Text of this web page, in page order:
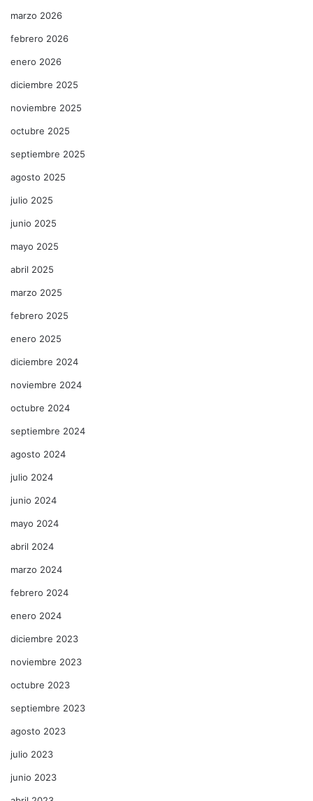
marzo 2026
febrero 2026
enero 2026
diciembre 2025
noviembre 2025
octubre 2025
septiembre 2025
agosto 2025
julio 2025
junio 2025
mayo 2025
abril 2025
marzo 2025
febrero 2025
enero 2025
diciembre 2024
noviembre 2024
octubre 2024
septiembre 2024
agosto 2024
julio 2024
junio 2024
mayo 2024
abril 2024
marzo 2024
febrero 2024
enero 2024
diciembre 2023
noviembre 2023
octubre 2023
septiembre 2023
agosto 2023
julio 2023
junio 2023